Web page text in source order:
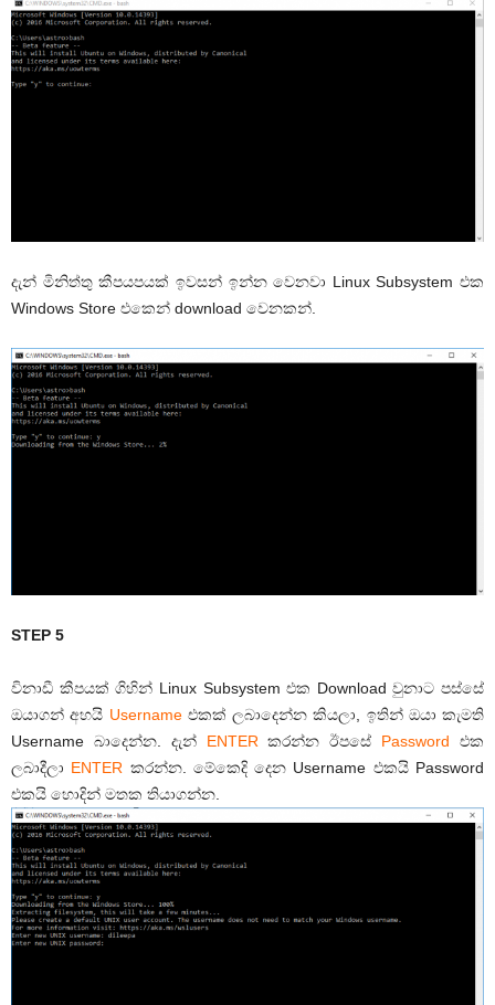
දැන් මිනිත්තු කීපයපයක් ඉවසන් ඉන්න වෙනවා Linux Subsystem එක
Windows Store එකෙන් download වෙනකන්.
STEP 5
විනාඩී කීපයක් ගිහින් Linux Subsystem එක Download වුනාට පස්සේ
ඔයාගන් අහයි Usernameඑකක් ලබාදෙන්න කියලා, ඉතින් ඔයා කැමති
Username බාදෙන්න. දැන් ENTER කරන්න ඊපසේ Password එක
ලබාදීලා ENTER කරන්න. මේකෙදි දෙන Username එකයි Password
එකයි හොදින් මතක තියාගන්න.